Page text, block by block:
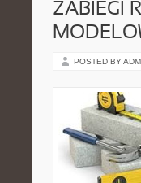
ZABIEGI
POSTED BY